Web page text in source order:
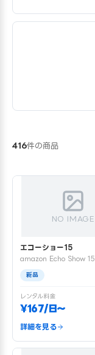
416件の商品
NO IMAGE
エコーショー15
amazon Echo Show 15
新品
レンタル料金
¥167/日〜
詳細を見る